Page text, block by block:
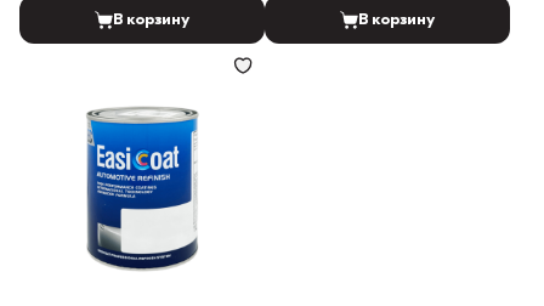
В корзину В корзину